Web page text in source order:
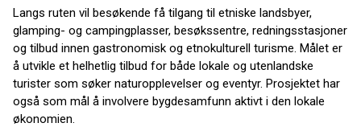
Langs ruten vil besøkende få tilgang til etniske landsbyer,
glamping- og campingplasser, besøkssentre, redningsstasjoner
og tilbud innen gastronomisk og etnokulturell turisme. Målet er
å utvikle et helhetlig tilbud for både lokale og utenlandske
turister som søker naturopplevelser og eventyr. Prosjektet har
også som mål å involvere bygdesamfunn aktivt i den lokale
økonomien.